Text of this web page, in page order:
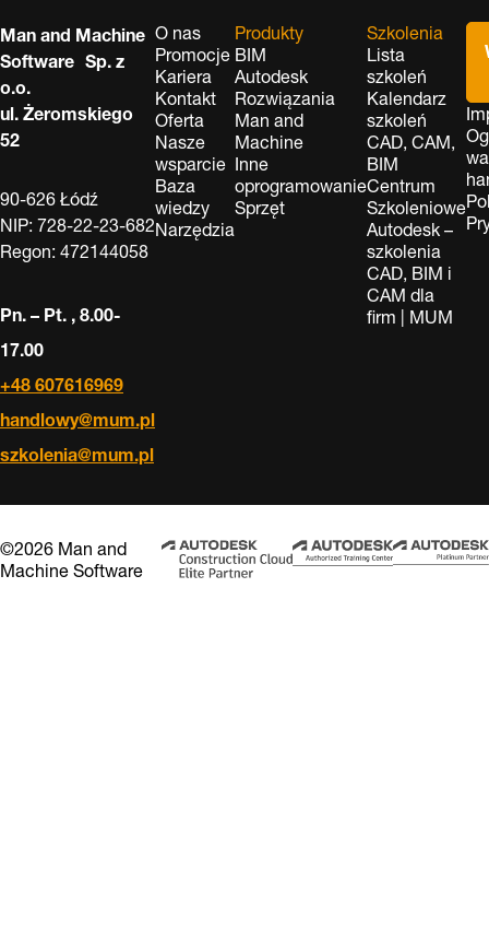
Man and Machine
Software Sp. z
o.o.
ul. Żeromskiego
52
90-626 Łódź
NIP: 728-22-23-682
Regon: 472144058
Pn. – Pt. , 8.00-
17.00
+48 607616969
handlowy@mum.pl
szkolenia@mum.pl
O nas
Promocje
Kariera
Kontakt
Oferta
Nasze
wsparcie
Baza
wiedzy
Narzędzia
Produkty
BIM
Autodesk
Rozwiązania
Man and
Machine
Inne
oprogramowanie
Sprzęt
Szkolenia
Lista
szkoleń
Kalendarz
szkoleń
CAD, CAM,
BIM
Centrum
Szkoleniowe
Autodesk –
szkolenia
CAD, BIM i
CAM dla
firm | MUM
©2026 Man and
Machine Software